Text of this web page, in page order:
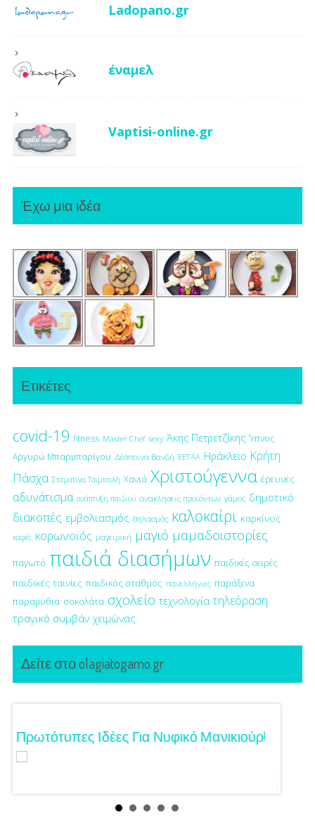
Ladopano.gr
έναμελ
Vaptisi-online.gr
Έχω μια ιδέα
Ετικέτες
covid-19 fitness Master Chef sexy Άκης Πετρετζίκης Ύπνος
Αργυρώ Μπαρμπαρίγου Δέσποινα Βανδή ΕΕΤΑΑ Ηράκλειο Κρήτη
Πάσχα Σταματίνα Τσιμτσιλή Χανιά Χριστούγεννα έρευνες
αδυνάτισμα ανάπτυξη παιδιού ανακλήσεις προϊόντων γάμος δημοτικό
διακοπές εμβολιασμός θηλασμός καλοκαίρι καρκίνος
καφές κορωνοϊός μαγειρική μαγιό μαμαδοιστορίες
παγωτό παιδιά διασήμων παιδικές σειρές
παιδικές ταινίες παιδικός σταθμός πανελλήνιες παράξενα
παραμύθια σοκολάτα σχολείο τεχνολογία τηλεόραση
τραγικό συμβάν χειμώνας
Δείτε στο olagiatogamo.gr
Πρωτότυπες Ιδέες Για Νυφικό Μανικιούρ!